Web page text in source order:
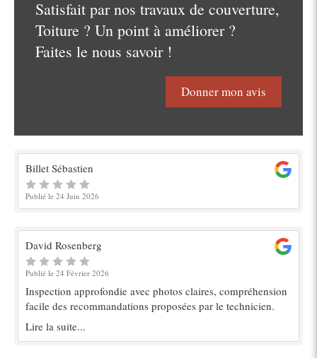
Satisfait par nos travaux de couverture,
Toiture ? Un point à améliorer ?
Faites le nous savoir !
Donner mon avis
Billet Sébastien
Publié le 24 Juin 2026
David Rosenberg
Publié le 24 Février 2026
Inspection approfondie avec photos claires, compréhension
facile des recommandations proposées par le technicien.
Lire la suite...